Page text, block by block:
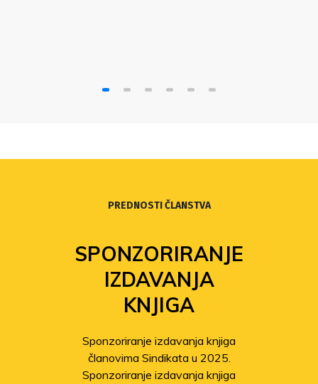
PREDNOSTI ČLANSTVA
SPONZORIRANJE
IZDAVANJA
KNJIGA
Sponzoriranje izdavanja knjiga
članovima Sindikata u 2025.
Sponzoriranje izdavanja knjiga